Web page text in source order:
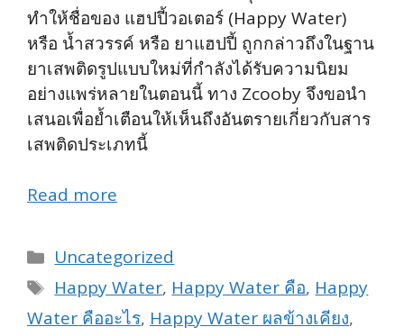
ทำให้ชื่อของ แฮปปี้วอเตอร์ (Happy Water)
หรือ น้ำสวรรค์ หรือ ยาแฮปปี้ ถูกกล่าวถึงในฐาน
ยาเสพติดรูปแบบใหม่ที่กำลังได้รับความนิยม
อย่างแพร่หลายในตอนนี้ ทาง Zcooby จึงขอนำ
เสนอเพื่อย้ำเตือนให้เห็นถึงอันตรายเกี่ยวกับสาร
เสพติดประเภทนี้
Read more
Categories
Uncategorized
Tags
Happy Water, Happy Water คือ, Happy
Water คืออะไร, Happy Water ผลข้างเคียง,